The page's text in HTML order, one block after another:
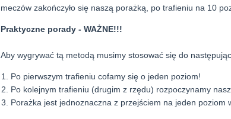
meczów zakończyło się naszą porażką, po trafieniu na 10
Praktyczne porady - WAŻNE!!!
Aby wygrywać tą metodą musimy stosować się do
Po pierwszym trafieniu cofamy się o jeden poziom!
Po kolejnym trafieniu (drugim z rzędu) rozpoczynamy
Porażka jest jednoznaczna z przejściem na jeden poziom